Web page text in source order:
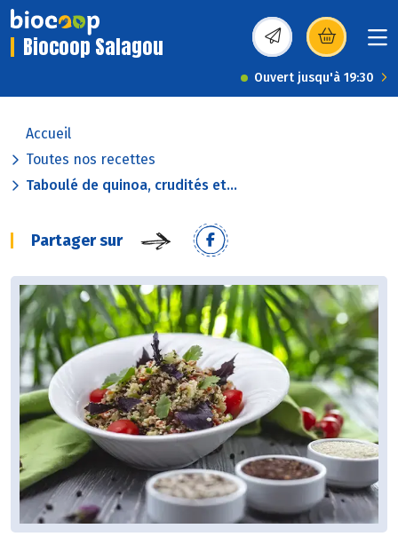
Biocoop Salagou (s’ouvre dans une
Ouvert jusqu'à 19:30
Accueil
Toutes nos recettes
Taboulé de quinoa, crudités et...
Partager sur